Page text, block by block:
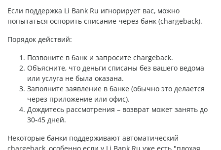
Если поддержка Li Bank Ru игнорирует вас, можно
попытаться оспорить списание через банк (chargeback).
Порядок действий:
Позвоните в банк и запросите chargeback.
Объясните, что деньги списаны без вашего ведома
или услуга не была оказана.
Заполните заявление в банке (обычно это делается
через приложение или офис).
Дождитесь рассмотрения – возврат может занять до
30-45 дней.
Некоторые банки поддерживают автоматический